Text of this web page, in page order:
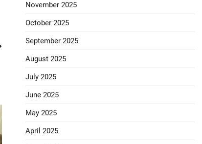
November 2025
October 2025
September 2025
August 2025
July 2025
June 2025
May 2025
April 2025